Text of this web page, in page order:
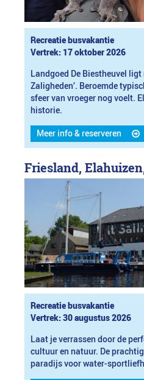
Recreatie busvakantie
Vertrek: 17 oktober 2026
Landgoed De Biestheuvel ligt
Zaligheden’. Beroemde
sfeer van vroeger nog voelt.
historie.
Meer info & reserveren
Friesland,
Recreatie busvakantie
Vertrek: 30 augustus 2026
Laat je verrassen door de
cultuur en natuur. De
paradijs voor water-